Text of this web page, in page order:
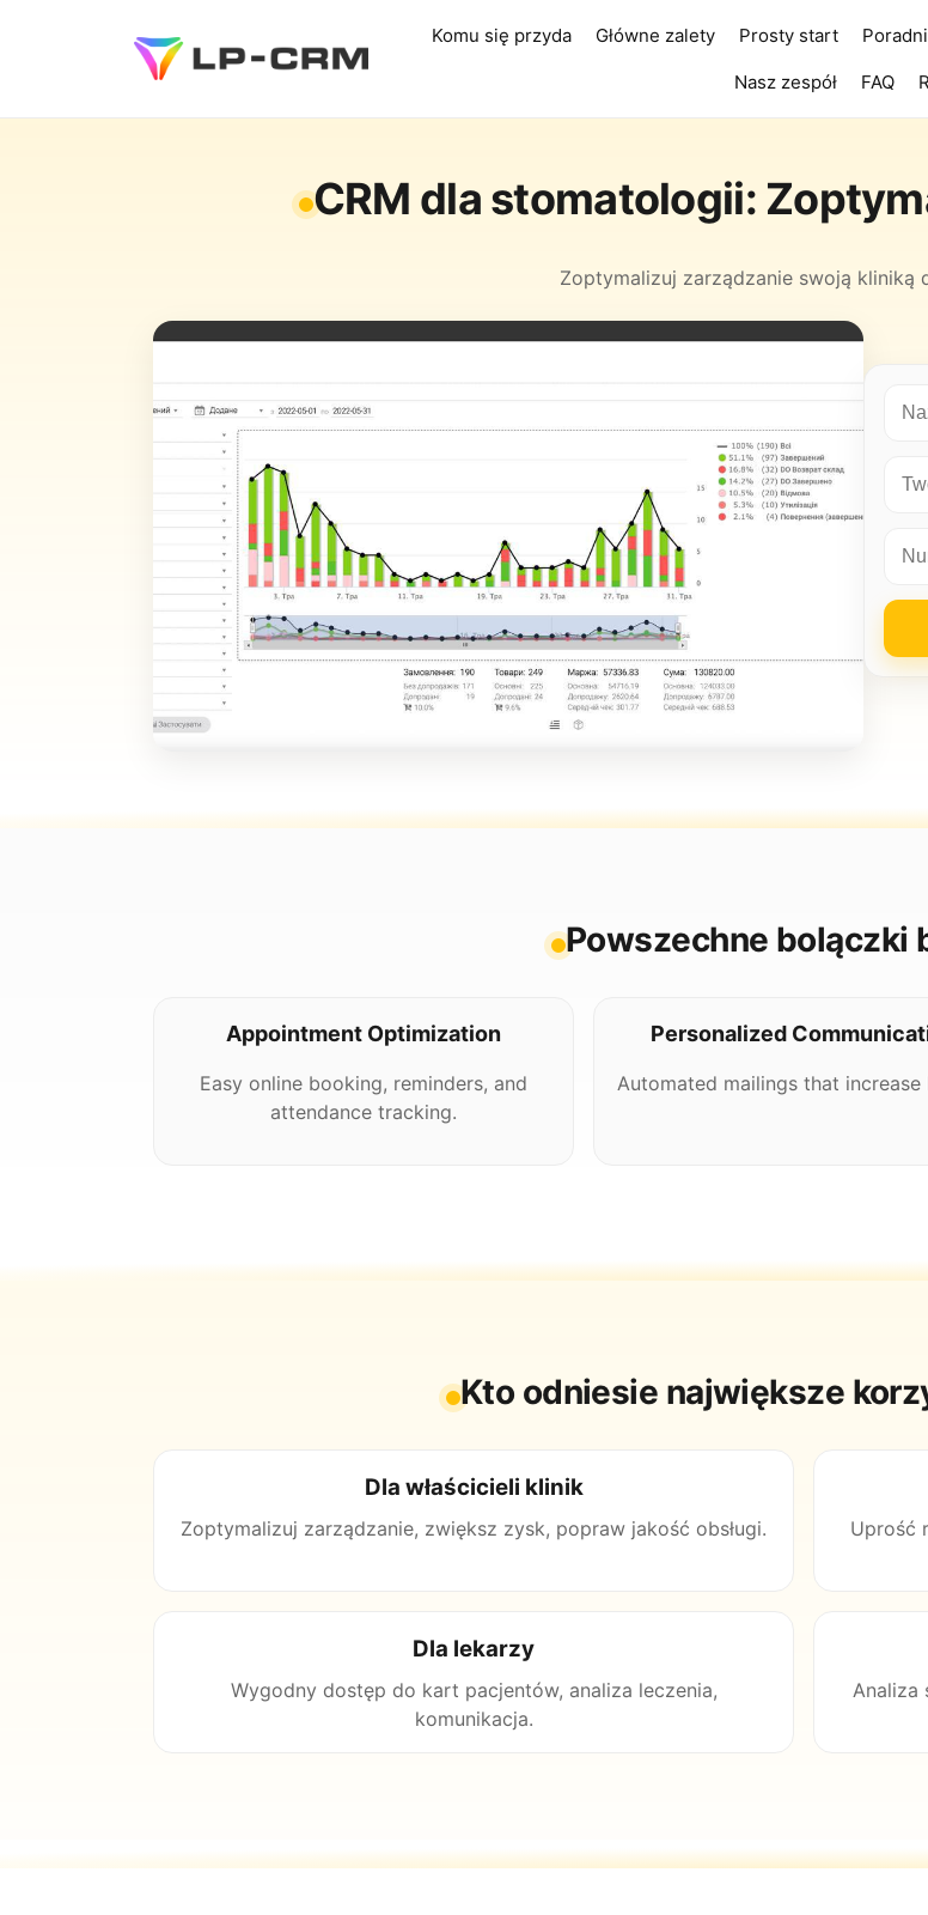
Komu się przyda Główne zalety Prosty start
Nasz zespół FAQ
CRM dla stomatologii:
Zoptymalizuj zarządzanie swoją kliniką
Powszechne bolączki
Appointment Optimization
Easy online booking, reminders, and
attendance tracking.
Personalized
Automated mailings that increase
Kto odniesie największe
Dla właścicieli klinik
Zoptymalizuj zarządzanie, zwiększ zysk, popraw jakość obsługi.
Uprość
Dla lekarzy
Wygodny dostęp do kart pacjentów, analiza leczenia,
komunikacja.
Analiza